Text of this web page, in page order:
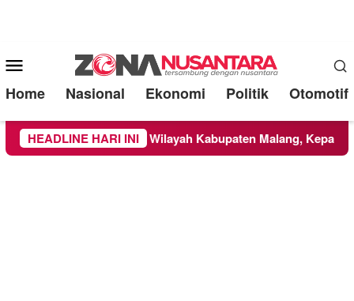
Mobile
Menu
Home Nasional Ekonomi Politik Otomotif
HEADLINE HARI INI
TNBTS Meluas ke Wilayah Kabupaten Malang, Kepala